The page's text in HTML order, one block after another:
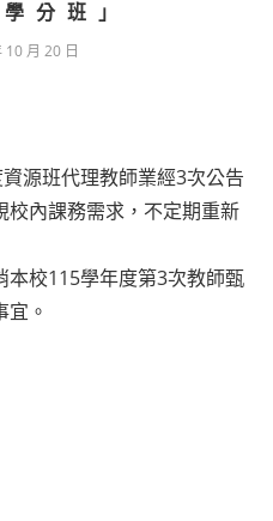
分班」
10 月 20 日
源班代理教師業經3次公告
內課務需求，不定期重新
本校115學年度第3次教師甄
。